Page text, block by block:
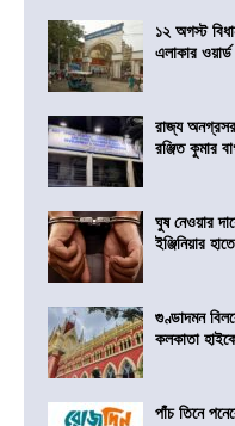
১২ অগস্ট
এলাকার
রাজ্য
রঞ্জিত কুমার
ঘুষ নেওয়ার
ইঞ্জিনিয়ার
গুণ্ডাদমন
কলকাতা
পাঁচ তিনে